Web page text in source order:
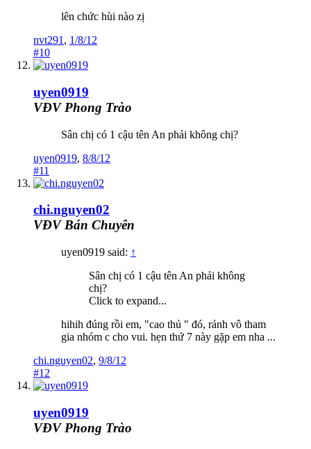
lên chức hùi nào zị
nvt291 , 1/8/12
#10
uyen0919
VĐV Phong Trào
Sân chị có 1 cậu tên An phải không chị?
uyen0919, 8/8/12
#11
chi.nguyen02
VĐV Bán Chuyên
uyen0919 said: ↑
Sân chị có 1 cậu tên An phải không
chị?
Click to expand...
hihih đúng rồi em, "cao thủ " đó, rảnh vô tham
gia nhóm c cho vui. hẹn thứ 7 này gặp em nha ...
chi.nguyen02, 9/8/12
#12
uyen0919
VĐV Phong Trào